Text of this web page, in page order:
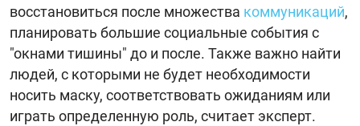
восстановиться после множества коммуникаций,
планировать большие социальные события с
"окнами тишины" до и после. Также важно найти
людей, с которыми не будет необходимости
носить маску, соответствовать ожиданиям или
играть определенную роль, считает эксперт.